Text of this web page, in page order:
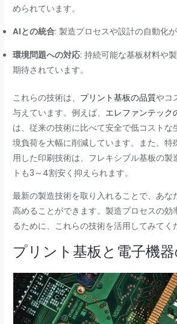
められています。
AIとの統合: 製造プロセスや設計の自動化が
環境問題への対応: 持続可能な基板材料や
期待されています。
これらの技術は、 プリント基板の品質やコ
与えています。例えば、 エレファンテック
は、従来の技術に比べて安全で低コストな
境負荷を大幅に削減しています。また、特
用した印刷技術は、フレキシブル基板の製
トも3～4割安く抑えられます。
最新の製造技術を取り入れることで、あな
高めることができます。製造プロセスの効
るために、これらの技術を活用してみてく
プリント基板と電子機